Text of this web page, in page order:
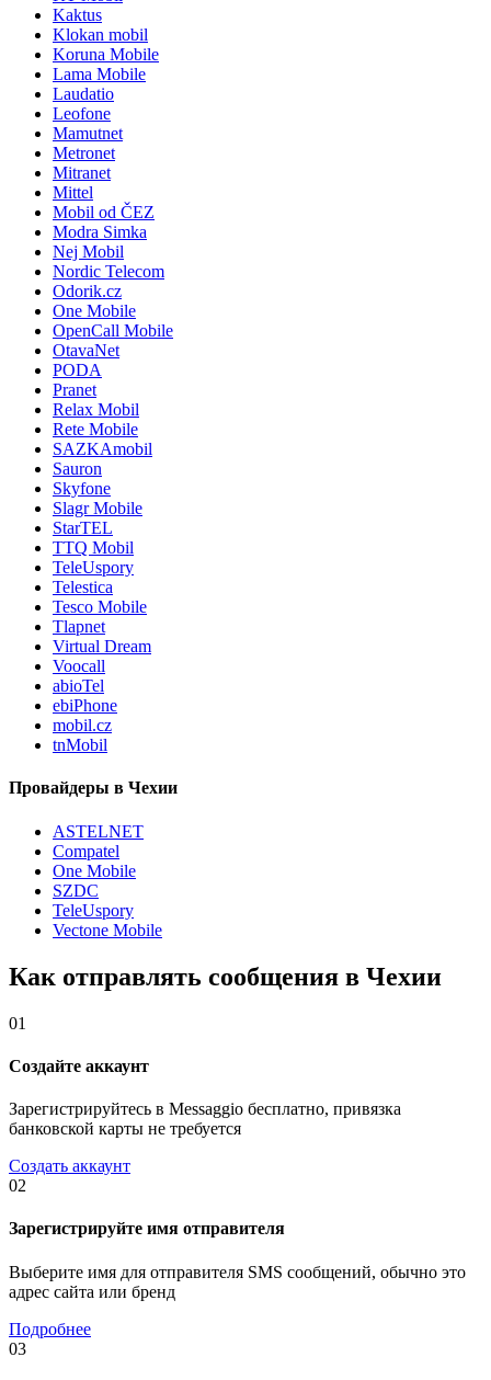
Kaktus
Klokan mobil
Koruna Mobile
Lama Mobile
Laudatio
Leofone
Mamutnet
Metronet
Mitranet
Mittel
Mobil od ČEZ
Modra Simka
Nej Mobil
Nordic Telecom
Odorik.cz
One Mobile
OpenCall Mobile
OtavaNet
PODA
Pranet
Relax Mobil
Rete Mobile
SAZKAmobil
Sauron
Skyfone
Slagr Mobile
StarTEL
TTQ Mobil
TeleUspory
Telestica
Tesco Mobile
Tlapnet
Virtual Dream
Voocall
abioTel
ebiPhone
mobil.cz
tnMobil
Провайдеры в Чехии
ASTELNET
Compatel
One Mobile
SZDC
TeleUspory
Vectone Mobile
Как отправлять сообщения в Чехии
01
Создайте аккаунт
Зарегистрируйтесь в Messaggio бесплатно, привязка
банковской карты не требуется
Создать аккаунт
02
Зарегистрируйте имя отправителя
Выберите имя для отправителя SMS сообщений, обычно это
адрес сайта или бренд
Подробнее
03